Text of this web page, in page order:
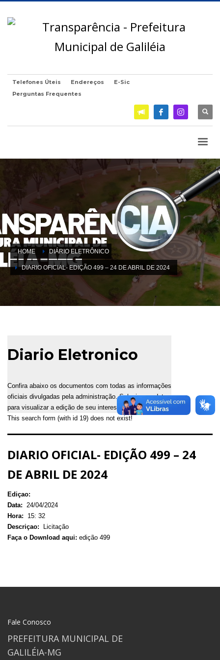
Telefones Úteis Endereços
E-Sic
Perguntas Frequentes
HOME DIÁRIO ELETRÔNICO
DIARIO OFICIAL- EDIÇÃO 499 – 24 DE ABRIL DE 2024
Diario Eletronico
Confira abaixo os documentos com todas as informações
oficiais divulgadas pela administração. Selecione a data
para visualizar a edição de seu interesse.
This search form (with id 19) does not exist!
DIARIO OFICIAL- EDIÇÃO 499 – 24
DE ABRIL DE 2024
Ediçao:
Data:
24/04/2024
Hora:
15: 32
Descriçao:
Licitação
Faça o Download aqui: edição 499
Fale Conosco
PREFEITURA MUNICIPAL DE
GALILÉIA-MG